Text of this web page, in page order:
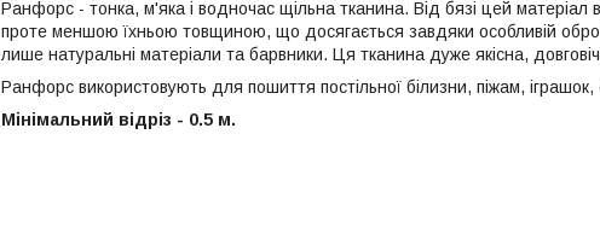
Ранфорс - тонка, м'яка і водночас щільна тканина. Від бязі цей матеріал
проте меншою їхньою товщиною, що досягається завдяки особливій
лише натуральні матеріали та барвники. Ця тканина дуже якісна,
Ранфорс використовують для пошиття постільної білизни, піжам,
Мінімальний відріз - 0.5 м.